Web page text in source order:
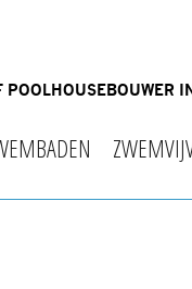
POOLHOUSEBOUWER